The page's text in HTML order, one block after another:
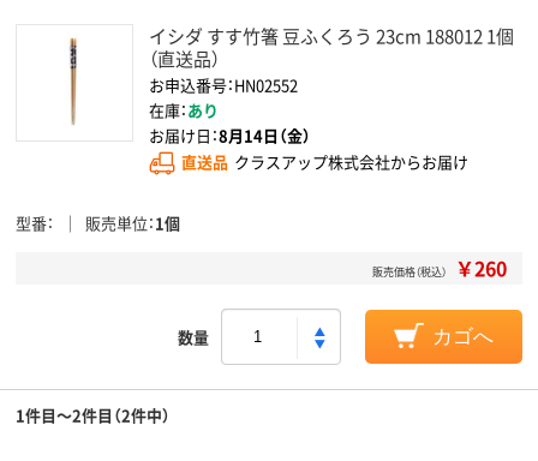
イシダ すす竹箸 豆ふくろう 23cm 188012 1個
（直送品）
お申込番号：HN02552
在庫：あり
お届け日：8月14日（金）
直送品 クラスアップ株式会社からお届け
型番 販売単位 1個
販売価格（税込） ￥260
数量 カゴへ
1件目～2件目（2件中）